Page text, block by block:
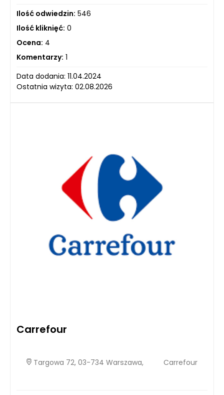
Ilość odwiedzin: 546
Ilość kliknięć: 0
Ocena: 4
Komentarzy: 1
Data dodania: 11.04.2024
Ostatnia wizyta: 02.08.2026
Carrefour
Targowa 72, 03-734 Warszawa, Carrefour